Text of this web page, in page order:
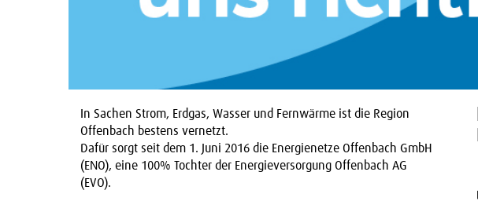
In Sachen Strom, Erdgas, Wasser und Fernwärme ist die Region
Offenbach bestens vernetzt.
Dafür sorgt seit dem 1. Juni 2016 die Energienetze Offenbach GmbH
(ENO), eine 100% Tochter der Energieversorgung Offenbach AG
(EVO).